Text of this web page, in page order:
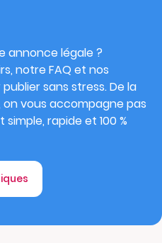
annonce légale ?
notre FAQ et nos
sans stress. De la
vous accompagne pas
rapide et 100 %